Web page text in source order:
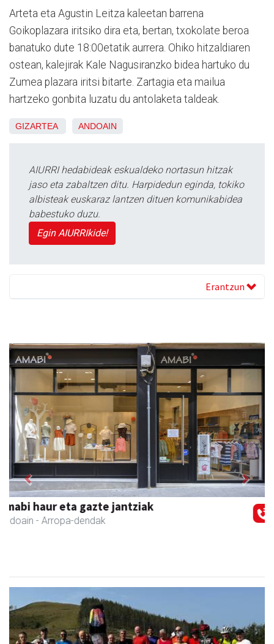
Arteta eta Agustin Leitza kaleetan barrena
Goikoplazara iritsiko dira eta, bertan, txokolate beroa
banatuko dute 18:00etatik aurrera. Ohiko hitzaldiaren
ostean, kalejirak Kale Nagusiranzko bidea hartuko du
Zumea plazara iritsi bitarte. Zartagia eta mailua
hartzeko gonbita luzatu du antolaketa taldeak.
GIZARTEA ANDOAIN
AIURRI hedabideak eskualdeko nortasun hitzak
jaso eta zabaltzen ditu. Harpidedun eginda, tokiko
albisteak euskaraz lantzen dituen komunikabidea
babestuko duzu.
Egin AIURRIkide!
Erantzun
Bengoetxea autoeskola
Andoain - Autoeskolak
Previous Next